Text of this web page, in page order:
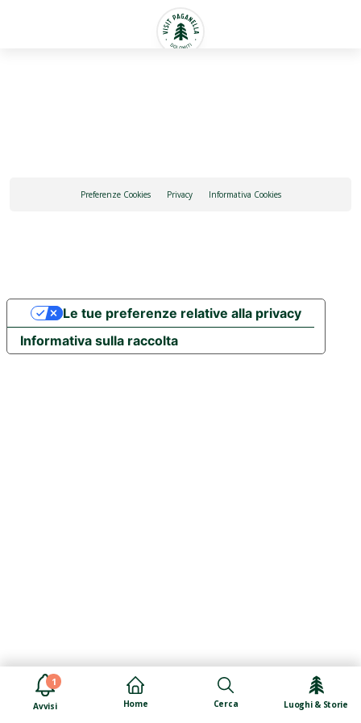
1
Avvisi Home Cerca Luoghi & Storie
Preferenze Cookies Privacy Informativa Cookies
Informativa sulla raccolta
Le tue preferenze relative alla privacy